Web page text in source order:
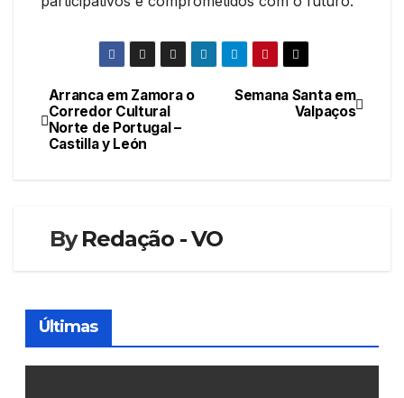
Navegação
de
Semana Santa em
Valpaços
Arranca em Zamora o
Corredor Cultural
Norte de Portugal –
Castilla y León
ByRedação - VO
Últimas